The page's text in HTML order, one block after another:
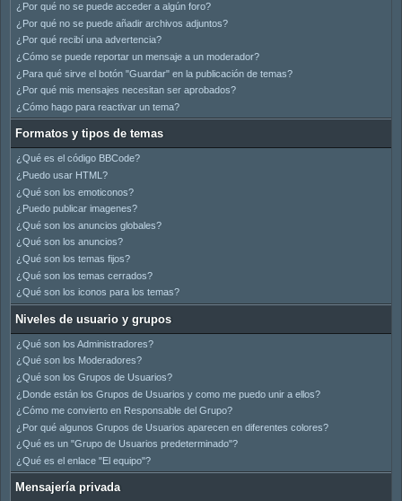
¿Por qué no se puede acceder a algún foro?
¿Por qué no se puede añadir archivos adjuntos?
¿Por qué recibí una advertencia?
¿Cómo se puede reportar un mensaje a un moderador?
¿Para qué sirve el botón "Guardar" en la publicación de temas?
¿Por qué mis mensajes necesitan ser aprobados?
¿Cómo hago para reactivar un tema?
Formatos y tipos de temas
¿Qué es el código BBCode?
¿Puedo usar HTML?
¿Qué son los emoticonos?
¿Puedo publicar imagenes?
¿Qué son los anuncios globales?
¿Qué son los anuncios?
¿Qué son los temas fijos?
¿Qué son los temas cerrados?
¿Qué son los iconos para los temas?
Niveles de usuario y grupos
¿Qué son los Administradores?
¿Qué son los Moderadores?
¿Qué son los Grupos de Usuarios?
¿Donde están los Grupos de Usuarios y como me puedo unir a ellos?
¿Cómo me convierto en Responsable del Grupo?
¿Por qué algunos Grupos de Usuarios aparecen en diferentes colores?
¿Qué es un "Grupo de Usuarios predeterminado"?
¿Qué es el enlace "El equipo"?
Mensajería privada